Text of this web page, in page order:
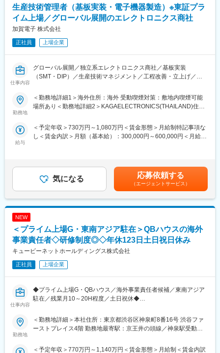
して、川上の原料から末端製品まで幅広く取り扱う強みがありま
す。高付加価値プラスチックはカメラやOA機器、家電、自動車部
品等幅広い製品に使われています。合成樹脂原料に関する高い専
門性、少量多品種即納体制に強みを持ち、品質・コスト・デリバ
リーに厳しい日本の優良企業と長年継続的に取引をしています。
・中国：蘇州、湖北
・タイ及びアセアン地区：ベトナム
・インド
・メキシコ、他
■現地サポート
住宅は全て会社負担、子供の教育手当、年1回の帰省費全額負担、
医療費負担など現地サポートもしっかり行います。
・品質保証：節目管理、QC 道具を熟知し不良対策、再発防止、
未然防止まで
・その他知識：車載に関する生産準備、FMEA、品質リスクアセ
ス、等
【グローバル展開／グループ会社数66社（国内22社、海外44
社）】
グループ社員6164名（2020年時点）、グループ力を最大限に活か
し、世界各地からの電子部品・半導体の調達はもとより、各種電
子機器の企画・開発・生産・販売にいたるまでをカバーしていま
【仕入先2000社】
独立系エレクトロニクス商社として、メーカー系列に縛られるこ
となくどこの製品も取り扱えることが強みです。
【顧客数4000社】
エレクトロニクスの技術進歩として、最近、新聞各紙やメディア
でも目にする言葉にIoTがあります。今まで、エレクトロニクス業
界とは縁の無かった分野のお客様とも今後さらにお取引をするこ
とが増えていくものと思います。
生産技術管理者（基板実装・電子機器製造）※東証プラ
イム上場／グローバル展開のエレクトロニクス商社
加賀電子 株式会社
正社員 上場企業
仕事内容
グローバル展開／独立系エレクトロニクス商社／基板実装
（SMT・DIP）／生産技術マネジメント／工程改善・立上げ／品
■職務内容
日本工場並びに将来的に海外工場における生産技術の管理者とし
■勤務地
・中国：蘇州、湖北
・タイ及びアセアン地区：ベトナム
・インド
・メキシコ、他
住宅は全て会社負担、子供の教育手当、年1回の帰省費全額負担、
医療費負担など現地サポートもしっかり行います。
■必要なスキル
・実装知識：SMT、DIP
・生産技術：工程設計、設備や治具の導入、工数分析、手順書作
成など生産準備及び立上げスキル
・製造技術：現場管理、工程改善、手順書の作成、工数分析など
スタッフへの教育指導スキル
未然防止まで体系づくりや指導スキル
・語学：TOEIC(R)：600点以上
■加賀電子グループの魅力
勤務地
＜勤務地詳細1＞海外住所：海外 受動喫煙対策：敷地内喫煙可能
場所あり＜勤務地詳細2＞KAGAELECTRONICS(THAILAND)住
BANGCHALONG AMPHUR BANGPLEE, SAMUTPRAKARN
10540 THAILAND受動喫煙対策：屋内全面禁煙＜勤務地詳細3＞
港加賀電子＜シンセン＞有限公司住所：NO.13,Xin Xin
囲：本文参照
給与
＜予定年収＞730万円～1,080万円＜賃金形態＞月給制特記事項な
し＜賃金内訳＞月額（基本給）：300,000円～600,000円＜月給＞
みます。賃金はあくまでも目安の金額であり、選考を通じて上下
する可能性があります。月給(月額)は固定手当を含めた表記です。
気になる 応募依頼する
（エージェントサービス）
NEW
＜プライム上場G・東南アジア駐在＞QBハウスの海外
事業責任者◇研修制度◎◇年休123日土日祝日休み
キュービーネットホールディングス株式会社
正社員 上場企業
仕事内容
◆プライム上場G・QBハウス／海外事業責任者候補／東南アジア
駐在／残業月10～20H程度／土日祝休◆
・海外子会社のマネジメント全般
- 担当エリアの事業計画立案・収益管理（売上・利益等のKPI管
- 本部の部門長・エリアマネージャーを通じた店舗運営・サービス
勤務地
＜勤務地詳細＞本社住所：東京都渋谷区神泉町8番16号 渋谷ファ
ーストプレイス4階 勤務地最寄駅：京王井の頭線／神泉駅受動喫
＜予定年収＞770万円～1,140万円＜賃金形態＞月給制＜賃金内訳